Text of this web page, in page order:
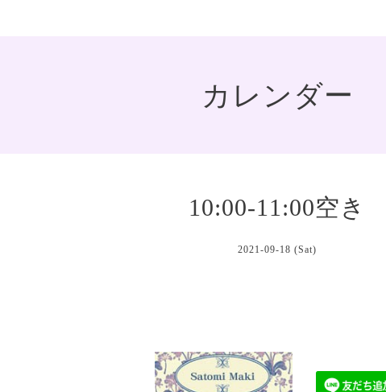
カレンダー
10:00-11:00空き
2021-09-18 (Sat)